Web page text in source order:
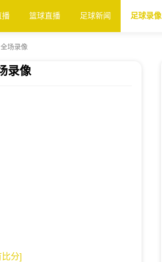
播 篮球直播 足球新闻 足球录像
场录像
录像
分]